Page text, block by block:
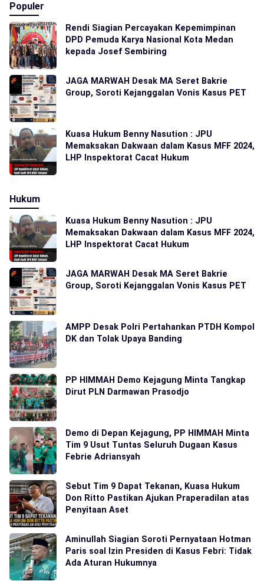
Populer
Rendi Siagian Percayakan Kepemimpinan
DPD Pemuda Karya Nasional Kota Medan
kepada Josef Sembiring
JAGA MARWAH Desak MA Seret Bakrie
Group, Soroti Kejanggalan Vonis Kasus PET
Kuasa Hukum Benny Nasution : JPU
Memaksakan Dakwaan dalam Kasus MFF 2024,
LHP Inspektorat Cacat Hukum
Hukum
Kuasa Hukum Benny Nasution : JPU
Memaksakan Dakwaan dalam Kasus MFF 2024,
LHP Inspektorat Cacat Hukum
JAGA MARWAH Desak MA Seret Bakrie
Group, Soroti Kejanggalan Vonis Kasus PET
AMPP Desak Polri Pertahankan PTDH Kompol
DK dan Tolak Upaya Banding
PP HIMMAH Demo Kejagung Minta Tangkap
Dirut PLN Darmawan Prasodjo
Demo di Depan Kejagung, PP HIMMAH Minta
Tim 9 Usut Tuntas Seluruh Dugaan Kasus
Febrie Adriansyah
Sebut Tim 9 Dapat Tekanan, Kuasa Hukum
Don Ritto Pastikan Ajukan Praperadilan atas
Penyitaan Aset
Aminullah Siagian Soroti Pernyataan Hotman
Paris soal Izin Presiden di Kasus Febri: Tidak
Ada Aturan Hukumnya